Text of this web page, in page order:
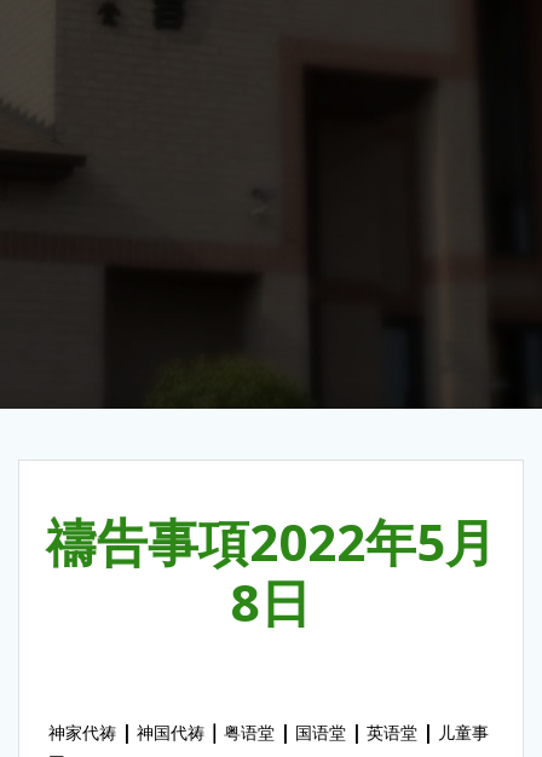
禱告事項2022年5月
8日
神家代祷 | 神国代祷 ｜ 粤语堂 | 国语堂 | 英语堂 | 儿童事